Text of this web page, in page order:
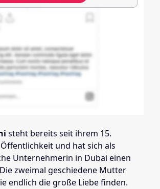
steht bereits seit ihrem 15.
und hat sich als
Unternehmerin in Dubai einen
zweimal geschiedene Mutter
endlich die große Liebe finden.